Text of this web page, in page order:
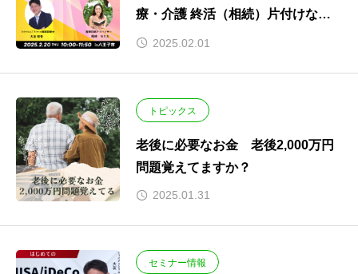
療・介護 終活（相続）片付けなど
大事なお金と笑顔相続の話』開催し
2025.02.01
トピックス
老後に必要なお金 老後2,000万円
問題覚えてますか？
2025.01.31
セミナー情報